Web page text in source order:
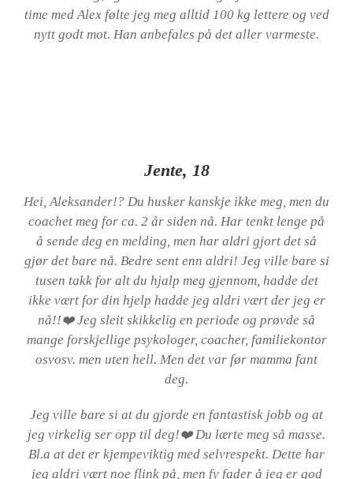
time med Alex følte jeg meg alltid 100 kg lettere og ved
nytt godt mot. Han anbefales på det aller varmeste.
Jente, 18
Hei, Aleksander!? Du husker kanskje ikke meg, men du
coachet meg for ca. 2 år siden nå. Har tenkt lenge på
å sende deg en melding, men har aldri gjort det så
gjør det bare nå. Bedre sent enn aldri! Jeg ville bare si
tusen takk for alt du hjalp meg gjennom, hadde det
ikke vært for din hjelp hadde jeg aldri vært der jeg er
nå!!❤️ Jeg sleit skikkelig en periode og prøvde så
mange forskjellige psykologer, coacher, familiekontor
osvosv. men uten hell. Men det var før mamma fant
deg.
Jeg ville bare si at du gjorde en fantastisk jobb og at
jeg virkelig ser opp til deg!❤️ Du lærte meg så masse.
Bl.a at det er kjempeviktig med selvrespekt. Dette har
jeg aldri vært noe flink på, men fy fader å jeg er god